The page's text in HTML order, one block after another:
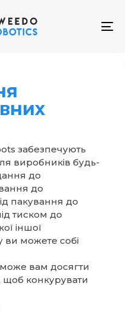
забезпечують
виробників будь-
до
до
пакування до
тиском до
іншої
ви можете собі
вам досягти
щоб конкурувати